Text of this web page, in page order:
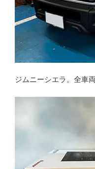
ジムニーシエラ。全車